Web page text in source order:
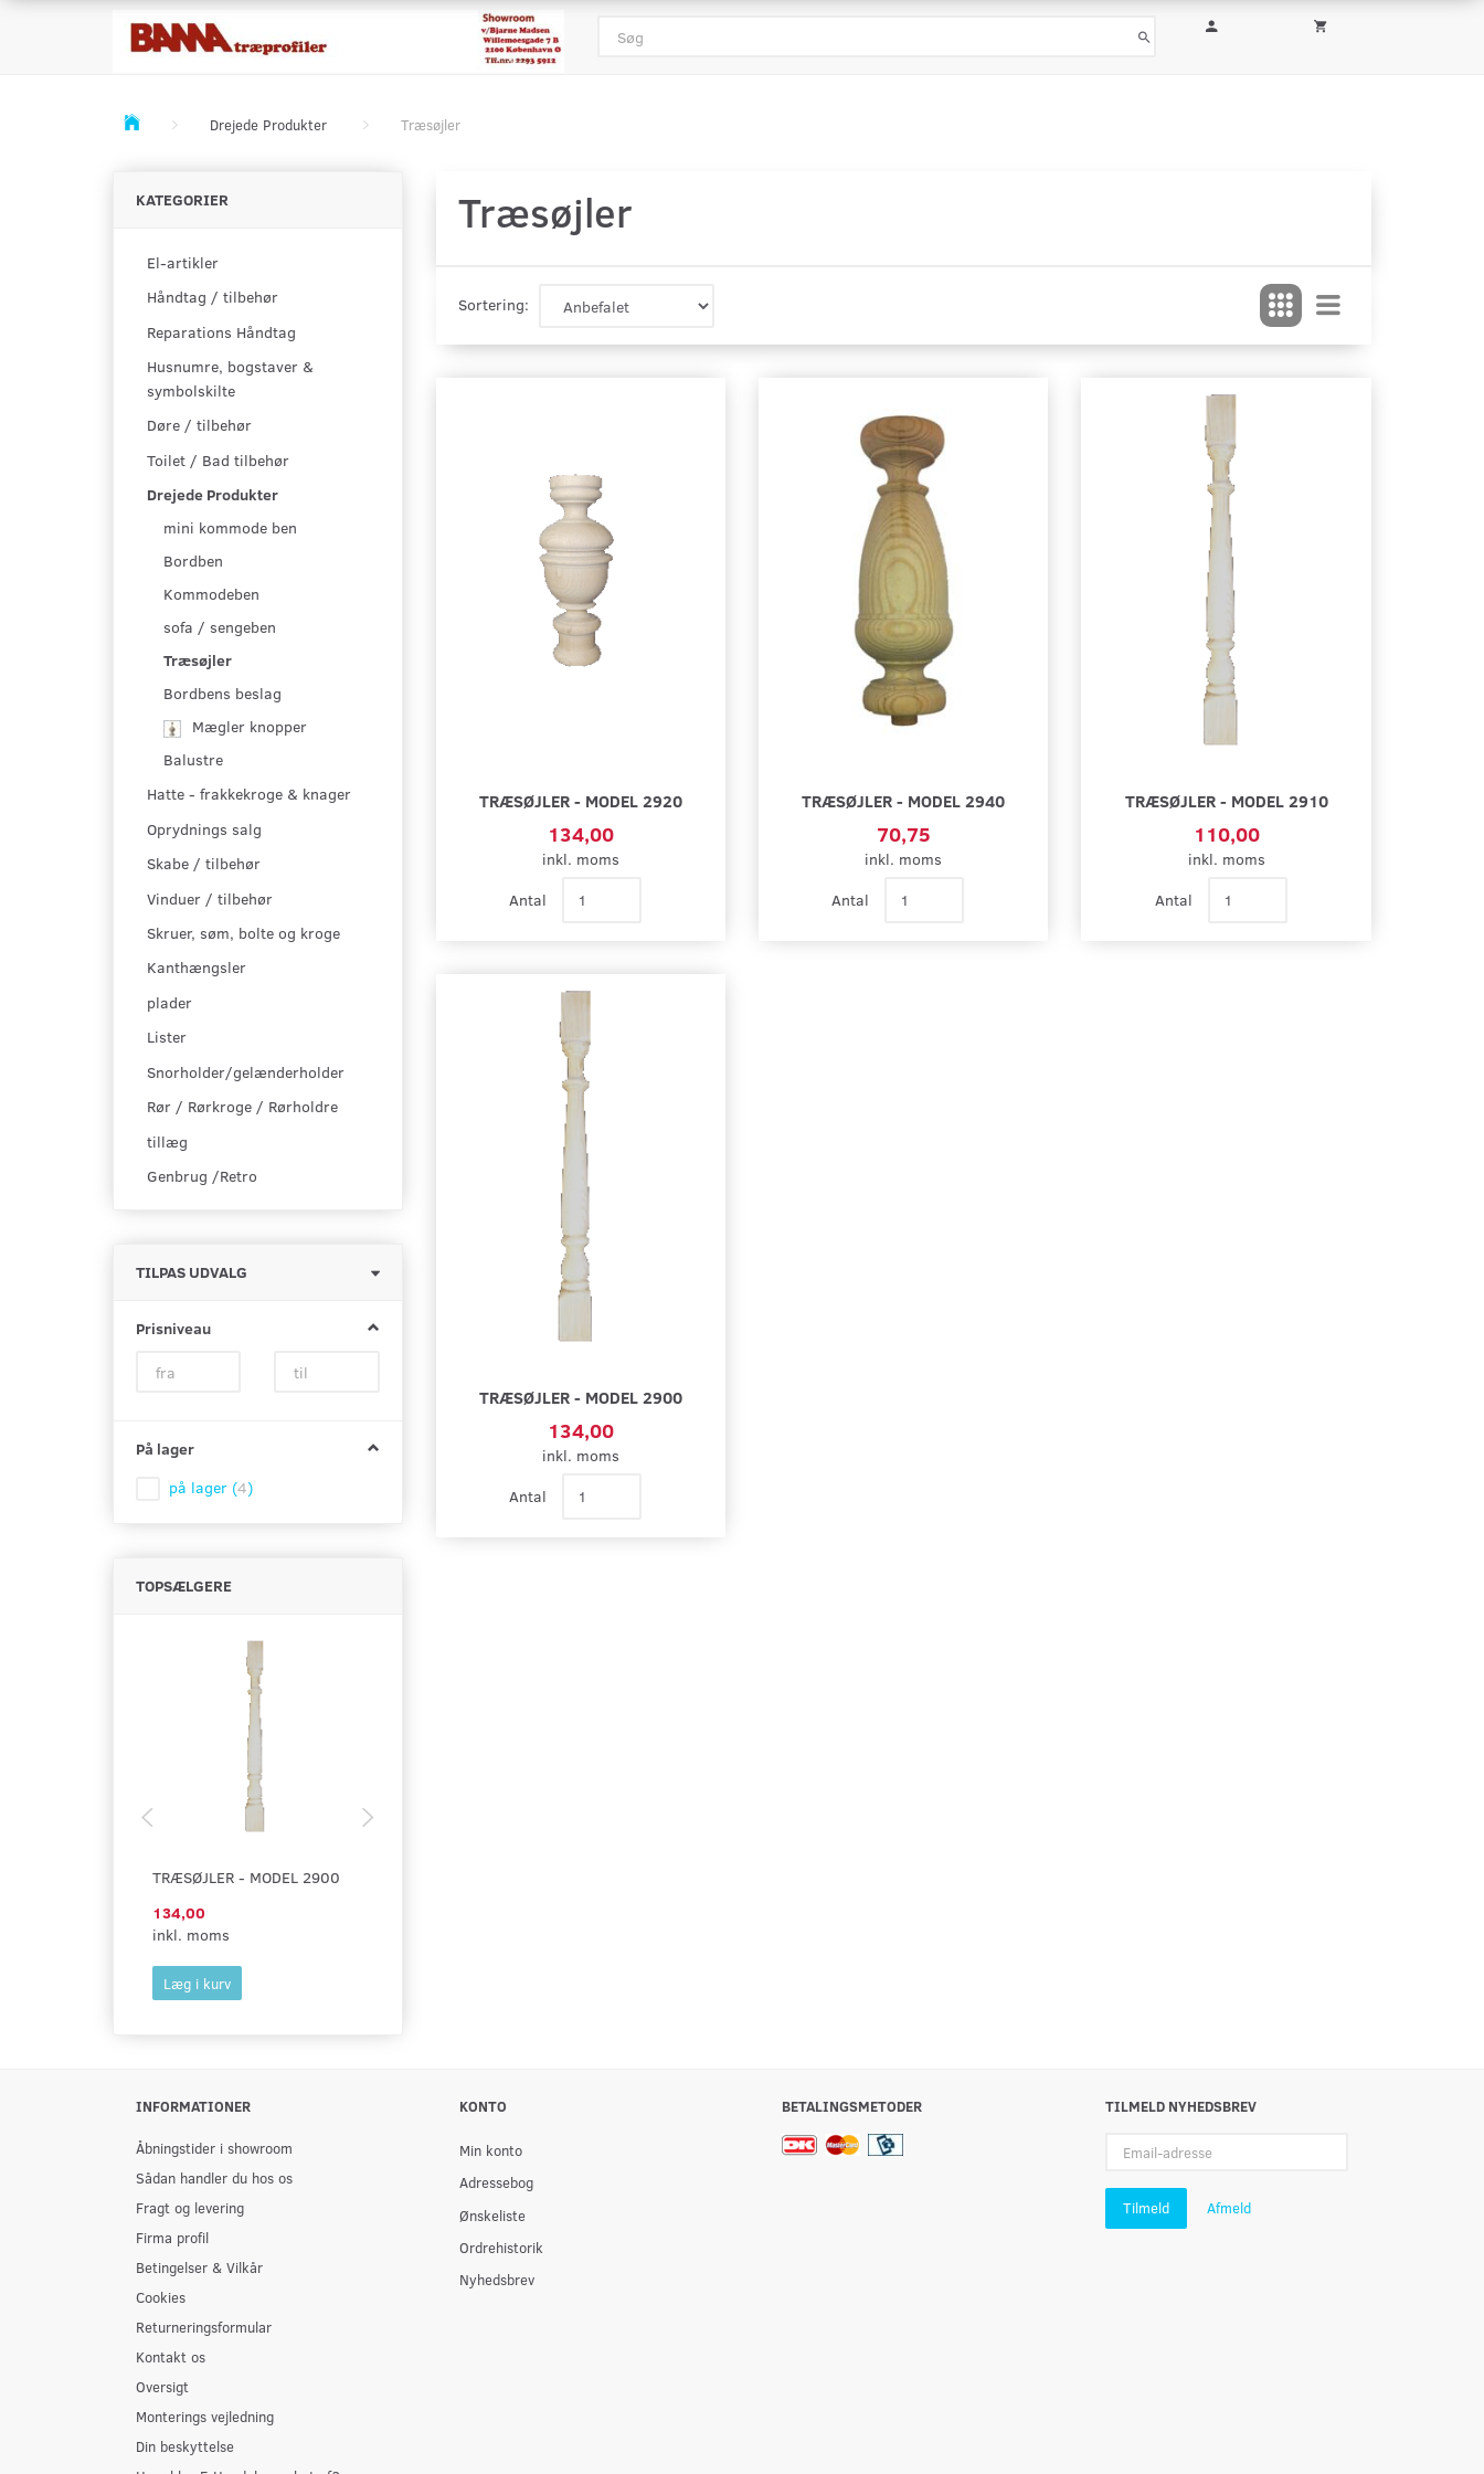
Drejede Produkter Træsøjler
KATEGORIER
El-artikler
Håndtag / tilbehør
Reparations Håndtag
Husnumre, bogstaver &
symbolskilte
Døre / tilbehør
Toilet / Bad tilbehør
Drejede Produkter
mini kommode ben
Bordben
Kommodeben
sofa / sengeben
Træsøjler
Bordbens beslag
Mægler knopper
Balustre
Hatte - frakkekroge & knager
Oprydnings salg
Skabe / tilbehør
Vinduer / tilbehør
Skruer, søm, bolte og kroge
Kanthængsler
plader
Lister
Snorholder/gelænderholder
Rør / Rørkroge / Rørholdre
tillæg
Genbrug /Retro
TILPAS UDVALG
Prisniveau
På lager
på lager (4)
TOPSÆLGERE
TRÆSØJLER - MODEL 2900
134,00
inkl. moms
Læg i kurv
Træsøjler
Sortering:
TRÆSØJLER - MODEL 2920
134,00
inkl. moms
Antal
TRÆSØJLER - MODEL 2940
70,75
inkl. moms
Antal
TRÆSØJLER - MODEL 2910
110,00
inkl. moms
Antal
TRÆSØJLER - MODEL 2900
134,00
inkl. moms
Antal
INFORMATIONER
Åbningstider i showroom
Sådan handler du hos os
Fragt og levering
Firma profil
Betingelser & Vilkår
Cookies
Returneringsformular
Kontakt os
Oversigt
Monterings vejledning
Din beskyttelse
KONTO
Min konto
Adressebog
Ønskeliste
Ordrehistorik
Nyhedsbrev
BETALINGSMETODER
TILMELD NYHEDSBREV
adresse
Tilmeld Afmeld